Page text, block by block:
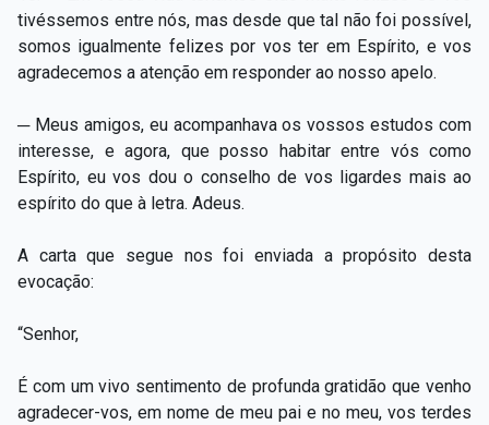
tivéssemos entre nós, mas desde que tal não foi possível,
somos igualmente felizes por vos ter em Espírito, e vos
agradecemos a atenção em responder ao nosso apelo.
─ Meus amigos, eu acompanhava os vossos estudos com
interesse, e agora, que posso habitar entre vós como
Espírito, eu vos dou o conselho de vos ligardes mais ao
espírito do que à letra. Adeus.
A carta que segue nos foi enviada a propósito desta
evocação:
“Senhor,
É com um vivo sentimento de profunda gratidão que venho
agradecer-vos, em nome de meu pai e no meu, vos terdes